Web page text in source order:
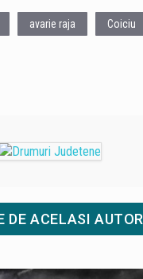
avarie raja Coiciu
DE ACELASI AUTOR